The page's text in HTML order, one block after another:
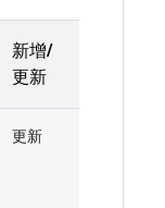
新增/
更新
更新